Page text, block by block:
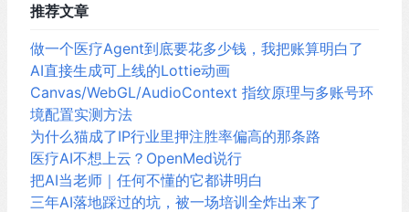
推荐文章
做一个医疗Agent到底要花多少钱，我把账算明白了
AI直接生成可上线的Lottie动画
Canvas/WebGL/AudioContext 指纹原理与多账号环
境配置实测方法
为什么猫成了IP行业里押注胜率偏高的那条路
医疗AI不想上云？OpenMed说行
把AI当老师｜任何不懂的它都讲明白
三年AI落地踩过的坑，被一场培训全炸出来了